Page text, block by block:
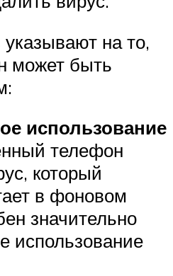
на то,
может быть
использование
телефон
который
в фоновом
значительно
использование